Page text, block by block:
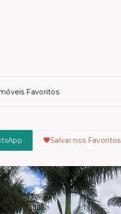
Favoritos
Salvar nos Favoritos